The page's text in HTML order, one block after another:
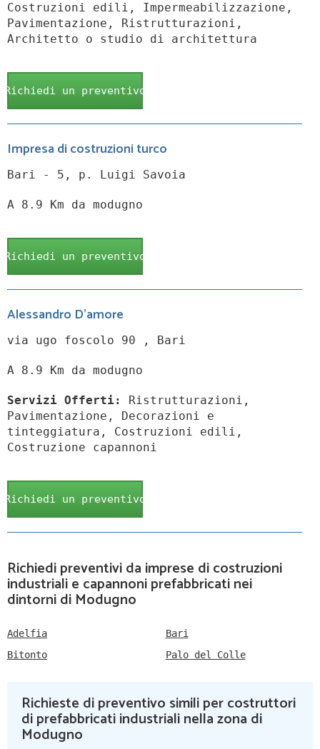
Costruzioni edili, Impermeabilizzazione,
Pavimentazione, Ristrutturazioni,
Architetto o studio di architettura
Richiedi un preventivo
Impresa di costruzioni turco
Bari - 5, p. Luigi Savoia
A 8.9 Km da modugno
Richiedi un preventivo
Alessandro D'amore
via ugo foscolo 90 , Bari
A 8.9 Km da modugno
Servizi Offerti:
Ristrutturazioni,
Pavimentazione, Decorazioni e
tinteggiatura, Costruzioni edili,
Costruzione capannoni
Richiedi un preventivo
Richiedi preventivi da imprese di costruzioni
industriali e capannoni prefabbricati nei
dintorni di Modugno
Adelfia
Bari
Bitonto
Palo del Colle
Richieste di preventivo simili per costruttori
di prefabbricati industriali nella zona di
Modugno